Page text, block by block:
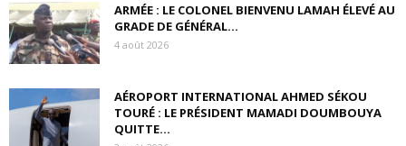
ARMÉE : LE COLONEL BIENVENU LAMAH ÉLEVÉ AU
GRADE DE GÉNÉRAL...
4 août 2026
AÉROPORT INTERNATIONAL AHMED SÉKOU
TOURÉ : LE PRÉSIDENT MAMADI DOUMBOUYA
QUITTE...